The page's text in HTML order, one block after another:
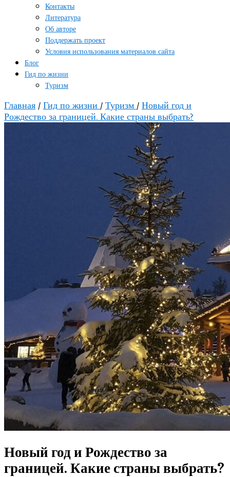
Контакты
Литература
Об авторе
Поддержать проект
Условия использования материалов сайта
Блог
Гид по жизни
Туризм
Главная / Гид по жизни / Туризм / Новый год и
Рождество за границей. Какие страны выбрать?
Новый год и Рождество за
границей. Какие страны выбрать?